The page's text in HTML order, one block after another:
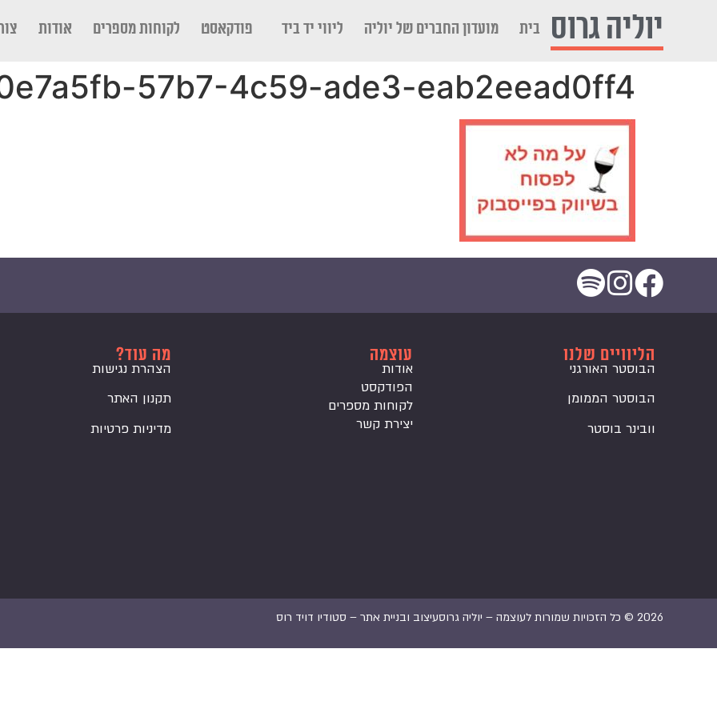
יוליה גרוס בית מועדון החברים של יוליה ליווי יד ביד פודקאסט לקוחות מספרים אודות
57b7-4c59-ade3-eab2eead0ff4
הליוויים שלנו
הבוסטר האורגני
הבוסטר הממומן
וובינר בוסטר
עוצמה
אודות
הפודקסט
לקוחות מספרים
יצירת קשר
מה עוד?
הצהרת נגישות
תקנון האתר
מדיניות פרטיות
2026 © כל הזכויות שמורות לעוצמה – יוליה גרוס עיצוב ובניית אתר – סטודיו דויד רוס